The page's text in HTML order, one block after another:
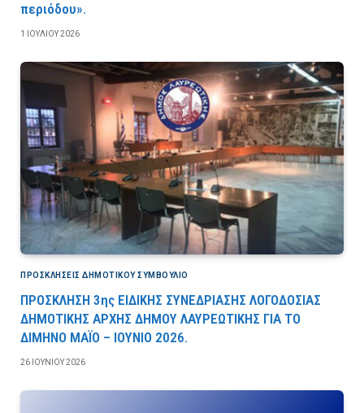
περιόδου».
1 ΙΟΥΛΊΟΥ 2026
ΠΡΟΣΚΛΉΣΕΙΣ ΔΗΜΟΤΙΚΟΎ ΣΥΜΒΟΎΛΙΟ
ΠΡΟΣΚΛΗΣΗ 3ης ΕΙΔΙΚΗΣ ΣΥΝΕΔΡΙΑΣΗΣ ΛΟΓΟΔΟΣΙΑΣ
ΔΗΜΟΤΙΚΗΣ ΑΡΧΗΣ ΔΗΜΟΥ ΛΑΥΡΕΩΤΙΚΗΣ ΓΙΑ ΤΟ
ΔΙΜΗΝΟ ΜΑΪΟ – ΙΟΥΝΙΟ 2026.
26 ΙΟΥΝΊΟΥ 2026